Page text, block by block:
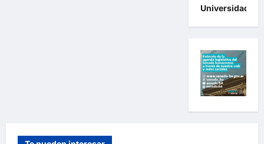
Universidades